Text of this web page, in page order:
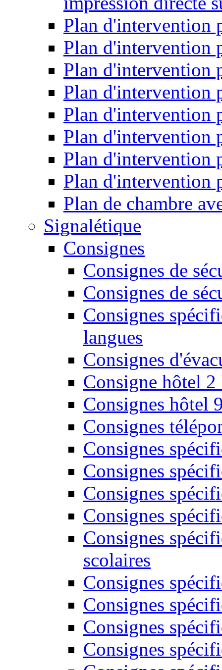
Plan d'intervention
Plan d'intervention
Plan d'intervention
Plan d'intervention
Plan d'intervention
Plan d'intervention
Plan d'intervention
Plan d'intervention
Plan de chambre
Signalétique
Consignes
Consignes de
Consignes de
Consignes
langues
Consignes
Consigne hôtel 2
Consignes hôtel
Consignes
Consignes
Consignes
Consignes
Consignes
Consignes
scolaires
Consignes
Consignes
Consignes
Consignes